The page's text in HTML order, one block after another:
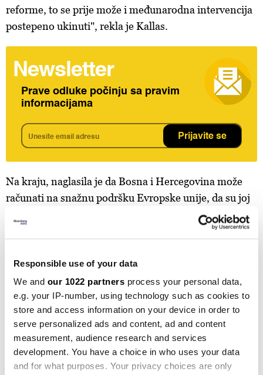
Responsible use of your data
We and our 1022 partners process your personal data,
e.g. your IP-number, using technology such as cookies to
store and access information on your device in order to
serve personalized ads and content, ad and content
measurement, audience research and services
development. You have a choice in who uses your data
and for what purposes. Your privacy choices are only
reforme, to se prije može i međunarodna intervencija
postepeno ukinuti", rekla je Kallas.
Newsletter
Prave odluke počinju sa pravim
informacijama
Prijavite se
Na kraju, naglasila je da Bosna i Hercegovina može
računati na snažnu podršku Evropske unije, da su joj
rata ka Evropskoj uniji širom otvorena, ali da u BiH
moraju biti preduzeti pravi koraci da bi se prešao prag.
"Vaš suverenitet i teritorijalni integritet su od
poručila je Kallas i dodala da joj jezadovoljstvo biti u
BiH, iako bi volila da je došla pod drugačijim
okolnostima.
Podsjećamo, BiH se našla u političkoj krizi i rad
pojedinih državnih institucija je otežan nakon što je